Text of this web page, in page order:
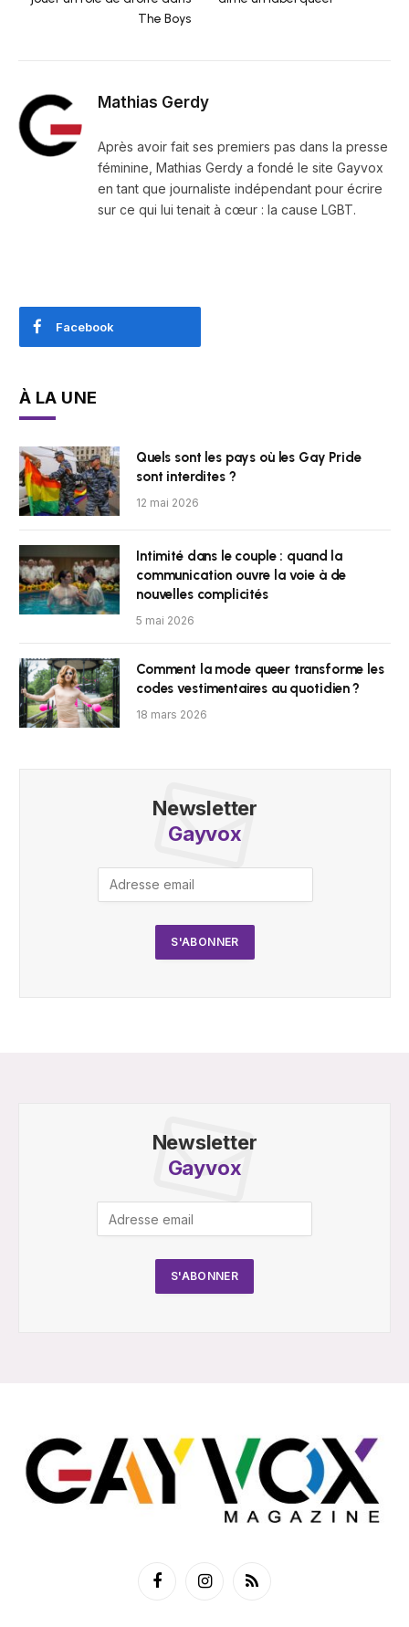
The Boys
Mathias Gerdy
Après avoir fait ses premiers pas dans la presse
féminine, Mathias Gerdy a fondé le site Gayvox
en tant que journaliste indépendant pour écrire
sur ce qui lui tenait à cœur : la cause LGBT.
Facebook
À LA UNE
Quels sont les pays où les Gay Pride
sont interdites ?
12 mai 2026
Intimité dans le couple : quand la
communication ouvre la voie à de
nouvelles complicités
5 mai 2026
Comment la mode queer transforme les
codes vestimentaires au quotidien ?
18 mars 2026
Newsletter
Gayvox
Newsletter
Gayvox
FacebookInstagramRSS